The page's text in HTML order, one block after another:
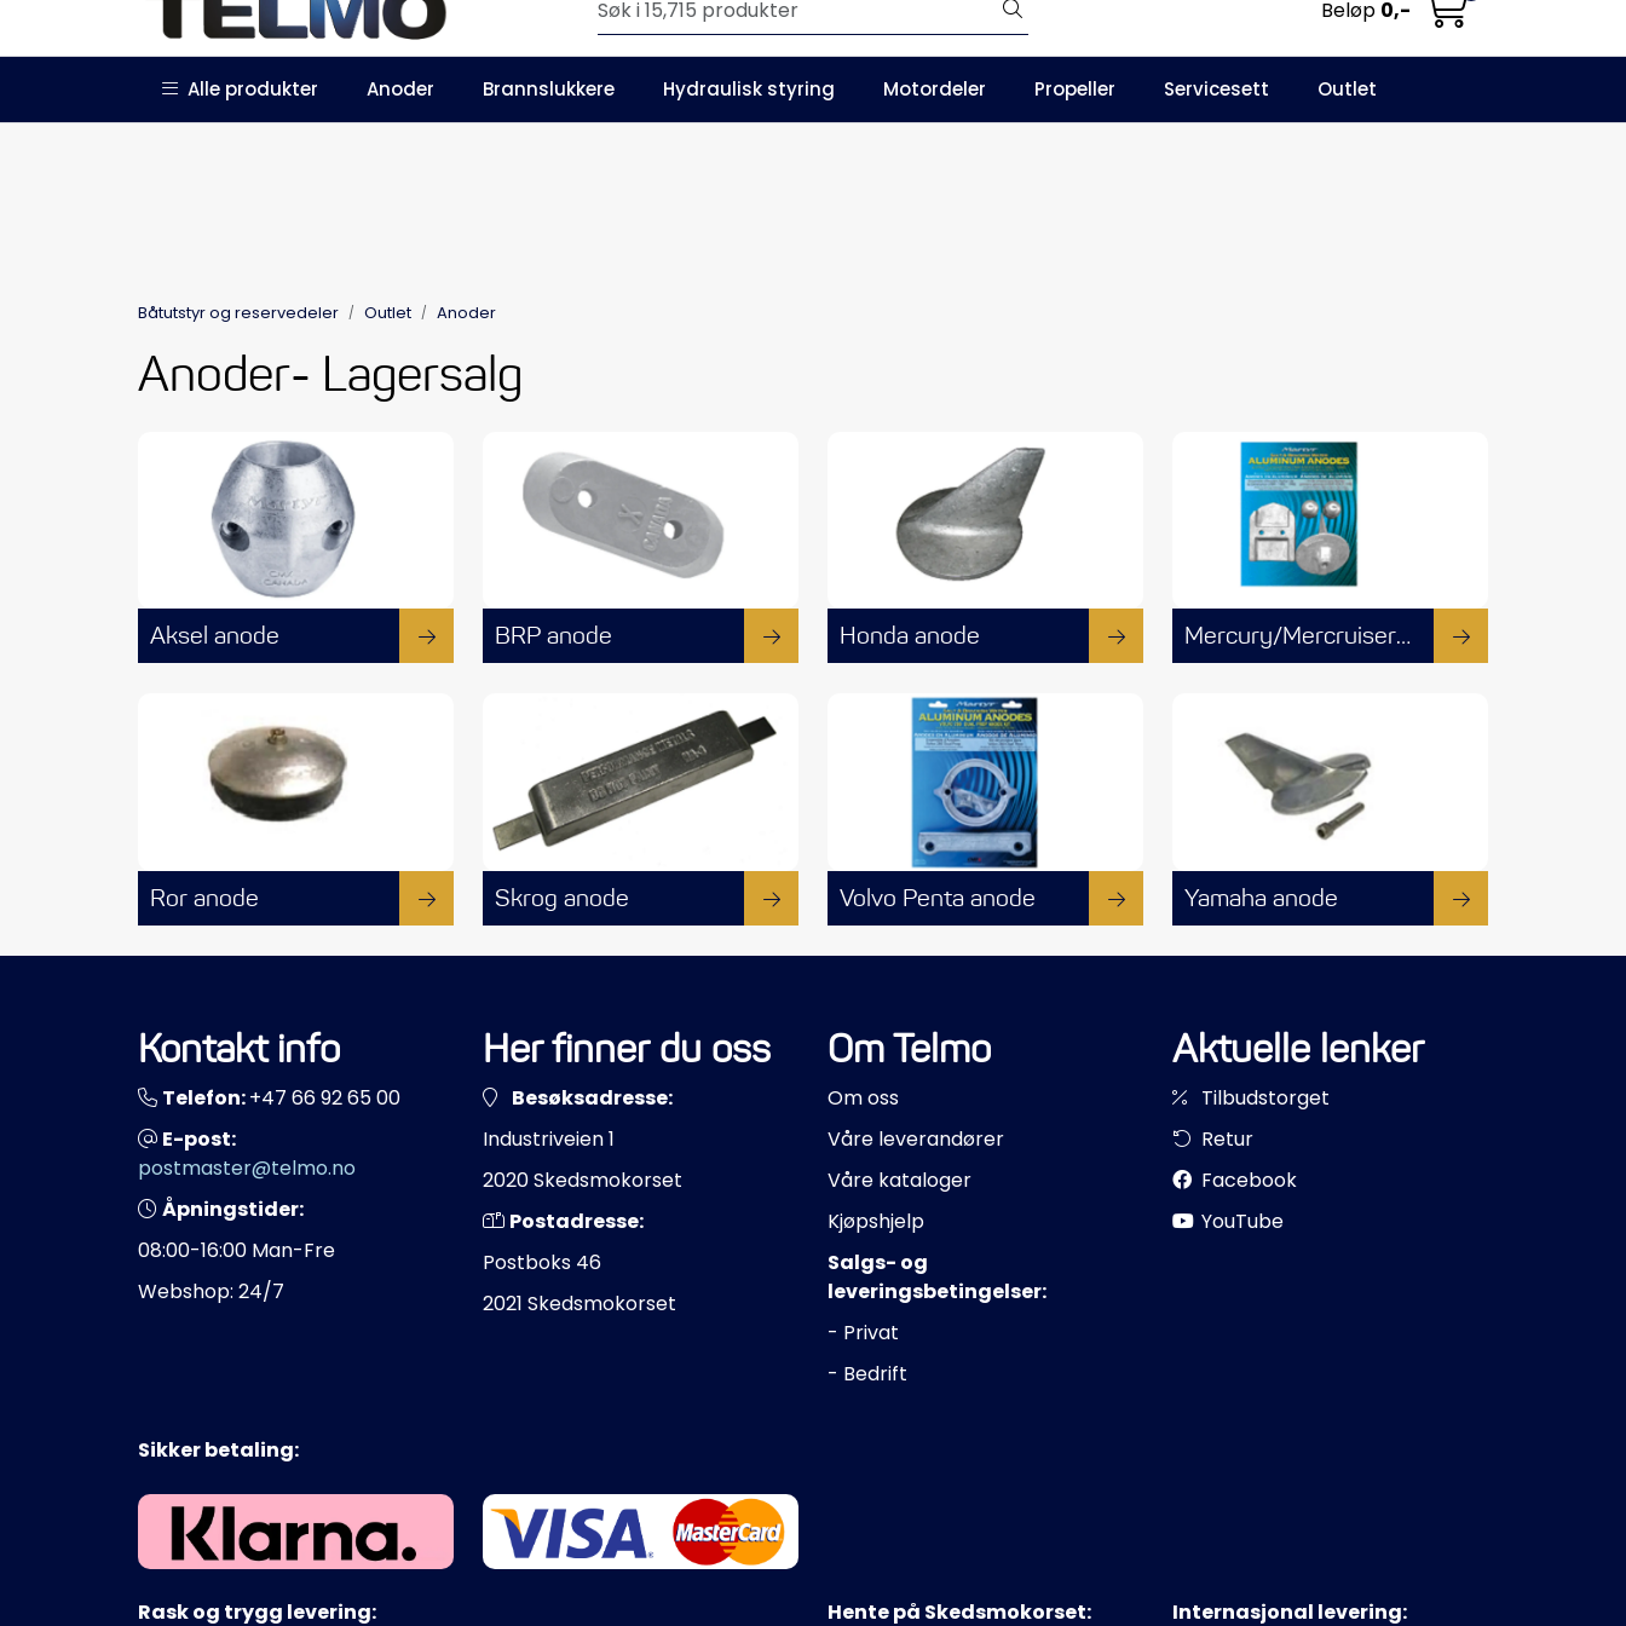
Outlet
Trustpilot | Forhandlersøknad | Våre kataloger NO Infosenter Favoritter
Beløp 0,-
Alle produkter Anoder Brannslukkere Hydraulisk styring Motordeler Propeller Servicesett Outlet
Båtutstyr og reservedeler Outlet Anoder
Anoder- Lagersalg
Aksel anode BRP anode Honda anode Mercury/Mercruiser anode
Ror anode Skrog anode Volvo Penta anode Yamaha anode
Kontakt info
Telefon:+47 66 92 65 00
E-post:
postmaster@telmo.no
Åpningstider:
08:00-16:00 Man-Fre
Webshop: 24/7
Her finner du oss
Besøksadresse:
Industriveien 1
2020 Skedsmokorset
Postadresse:
Postboks 46
2021 Skedsmokorset
Om Telmo
Om oss
Våre leverandører
Våre kataloger
Kjøpshjelp
Salgs- og
leveringsbetingelser:
- Privat
- Bedrift
Aktuelle lenker
Tilbudstorget
Retur
Facebook
YouTube
Sikker betaling:
Rask og trygg levering: Hente på Skedsmokorset: Internasjonal levering: